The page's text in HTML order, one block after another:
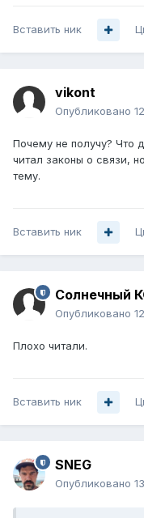
Вставить ник
vikont
Опубликовано
Почему не получу? Что
читал законы о связи,
тему.
Вставить ник
Солнечный
Опубликовано
Плохо читали.
Вставить ник
SNEG
Опубликовано